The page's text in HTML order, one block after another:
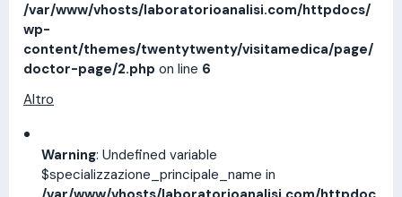
/var/www/vhosts/laboratorioanalisi.com/httpdocs/
wp-
content/themes/twentytwenty/visitamedica/page/
doctor-page/2.php on line 6
Altro
Warning: Undefined variable
$specializzazione_principale_name in